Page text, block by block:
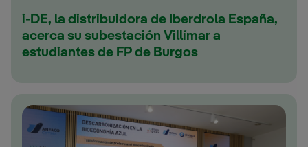
i-DE, la distribuidora de Iberdrola España,
acerca su subestación Villímar a
estudiantes de FP de Burgos